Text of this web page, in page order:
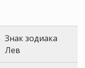
Знак зодиака
Лев